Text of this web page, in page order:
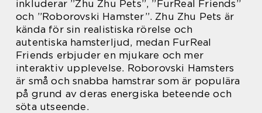
inkluderar ”Zhu Zhu Pets”, ”FurReal Friends”
och ”Roborovski Hamster”. Zhu Zhu Pets är
kända för sin realistiska rörelse och
autentiska hamsterljud, medan FurReal
Friends erbjuder en mjukare och mer
interaktiv upplevelse. Roborovski Hamsters
är små och snabba hamstrar som är populära
på grund av deras energiska beteende och
söta utseende.